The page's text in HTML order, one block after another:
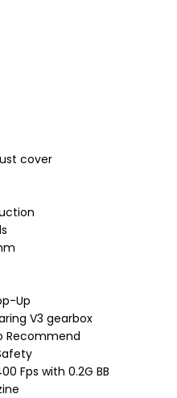
cover
Up
V3 gearbox
Recommend
Fps with 0.2G BB